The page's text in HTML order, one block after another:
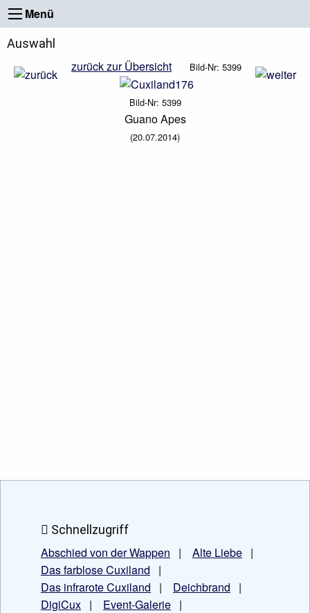
Menü
Auswahl
zurück zur Übersicht Bild-Nr: 5399
Bild-Nr: 5399
Guano Apes
(20.07.2014)
Schnellzugriff
Abschied von der Wappen | Alte Liebe |
Das farblose Cuxiland |
Das infrarote Cuxiland | Deichbrand |
DigiCux | Event-Galerie |